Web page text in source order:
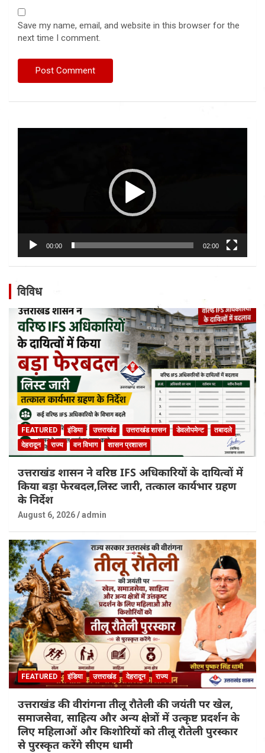
Save my name, email, and website in this browser for the
next time I comment.
00:00 02:00
विविध
FEATURED इंडिया उत्तराखंड उत्तराखंड शासन डेवलोपमेन्ट
तबादले
देहरादून
राज्य वन विभाग शासन प्रशासन
उत्तराखंड शासन ने वरिष्ठ IFS अधिकारियों के दायित्वों में
किया बड़ा फेरबदल,लिस्ट जारी, तत्काल कार्यभार ग्रहण
के निर्देश
August 6, 2026 admin
FEATURED इंडिया उत्तराखंड देहरादून राज्य
उत्तराखंड की वीरांगना तीलू रौतेली की जयंती पर खेल,
समाजसेवा, साहित्य और अन्य क्षेत्रों में उत्कृष्ट प्रदर्शन के
लिए महिलाओं और किशोरियों को तीलू रौतेली पुरस्कार
से पुरस्कृत करेंगे सीएम धामी